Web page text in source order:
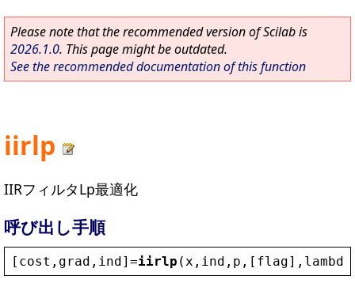
Please note that the recommended version of Scilab is
2026.1.0. This page might be outdated.
See the recommended documentation of this function
iirlp
IIRフィルタLp最適化
呼び出し手順
[ cost , grad , ind]=iirlp ( x , ind , p ,[ flag], lambda